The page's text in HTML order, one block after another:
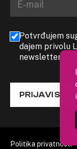
Potvrđujem
dajem privolu
newslettera
PRIJAVI SE
Politika privatnosti